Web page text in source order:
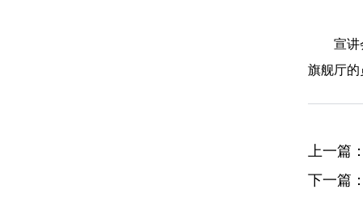
宣讲
旗舰厅的
上一篇
下一篇